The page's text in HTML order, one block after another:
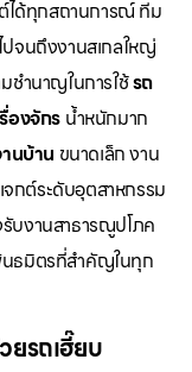
ต์ได้ทุกสถานการณ์ ทีม
จนถึงงานสเกลใหญ่
ชำนาญในการใช้รถ
องจักร น้ำหนักมาก
นบ้าน ขนาดเล็ก งาน
จกต์ระดับอุตสาหกรรม
บงานสาธารณูปโภค
นธมิตรที่สำคัญในทุก
รถเฮี๊ยบ